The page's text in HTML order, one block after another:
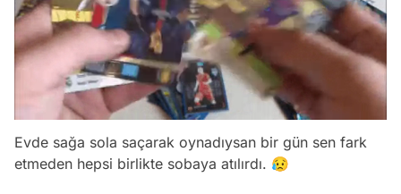
Evde sağa sola saçarak oynadıysan bir gün sen fark
etmeden hepsi birlikte sobaya atılırdı. 😥